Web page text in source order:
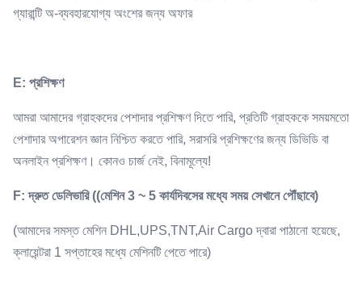
গ্যারান্টি অ-ব্যবহারযোগ্য অংশের জন্য অফার
E: প্রশিক্ষণ
আমরা আমাদের গ্রাহকদের পেশাদার প্রশিক্ষণ দিতে পারি, প্রতিটি গ্রাহককে সময়মতো
পেশাদার অপারেশন জ্ঞান নিশ্চিত করতে পারি, সরাসরি প্রশিক্ষণের জন্য ডিভিডি বা
অনলাইন প্রশিক্ষণ। কোনও চার্জ নেই, বিনামূল্যে!
F: দ্রুত ডেলিভারি ((মেশিন 3 ~ 5 কার্যদিবসের মধ্যে সময় সেখানে পৌঁছাবে)
(আমাদের সমস্ত মেশিন DHL,UPS,TNT,Air Cargo দ্বারা পাঠানো হয়েছে,
ক্লায়েন্টরা 1 সপ্তাহের মধ্যে মেশিনটি পেতে পারে)